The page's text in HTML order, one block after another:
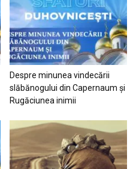
Despre minunea vindecării
slăbănogului din Capernaum și
Rugăciunea inimii